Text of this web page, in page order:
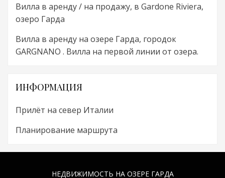
Вилла в аренду / на продажу, в Gardone Riviera,
озеро Гарда
Вилла в аренду на озере Гарда, городок
GARGNANO . Вилла на первой линии от озера.
ИНФОРМАЦИЯ
Прилёт на север Италии
Планирование маршрута
НЕДВИЖИМОСТЬ НА ОЗЕРЕ ГАРДА